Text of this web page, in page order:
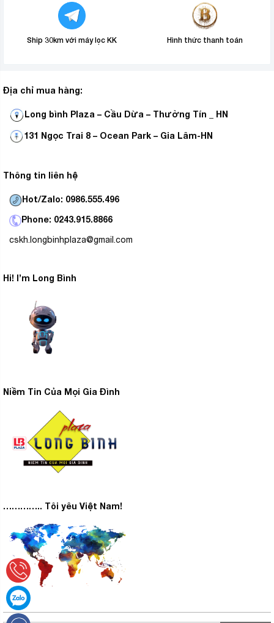
Ship 30km với máy lọc KK Hình thức thanh toán
Địa chỉ mua hàng:
Long bình Plaza – Cầu Dừa – Thường Tín _ HN
131 Ngọc Trai 8 – Ocean Park – Gia Lâm-HN
Thông tin liên hệ
Hot/Zalo: 0986.555.496
Phone: 0243.915.8866
cskh.longbinhplaza@gmail.com
Hi! I’m Long Bình
Niềm Tin Của Mọi Gia Đình
………….. Tôi yêu Việt Nam!